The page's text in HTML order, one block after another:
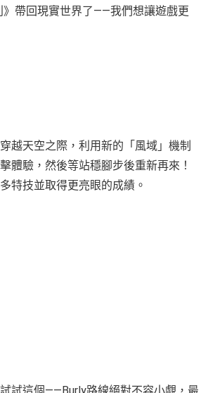
》帶回現實世界了——我們想讓遊戲更
越天空之際，利用新的「風域」機制
體驗，然後等站穩腳步後重新再來！
特技並取得更亮眼的成績。